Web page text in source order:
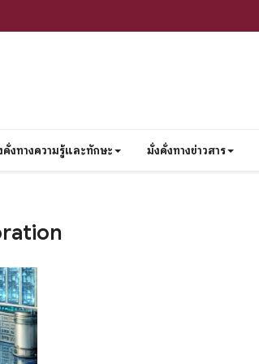
คั่งทางความรู้และทักษะ มั่งคั่งทางข่าวสาร